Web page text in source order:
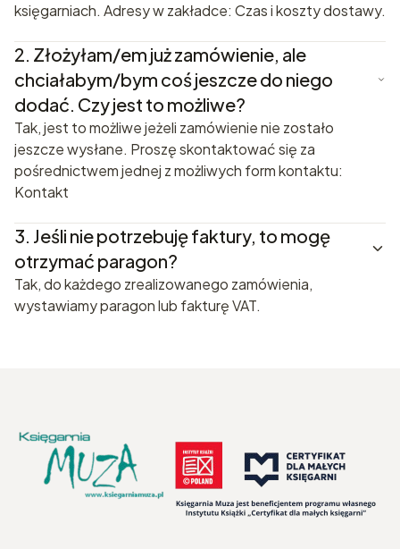
księgarniach. Adresy w zakładce: Czas i koszty dostawy.
2. Złożyłam/em już zamówienie, ale
chciałabym/bym coś jeszcze do niego
dodać. Czy jest to możliwe?
Tak, jest to możliwe jeżeli zamówienie nie zostało
jeszcze wysłane. Proszę skontaktować się za
pośrednictwem jednej z możliwych form kontaktu:
Kontakt
3. Jeśli nie potrzebuję faktury, to mogę
otrzymać paragon?
Tak, do każdego zrealizowanego zamówienia,
wystawiamy paragon lub fakturę VAT.